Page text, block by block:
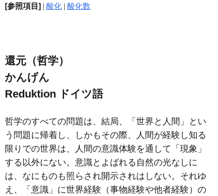
[参照項目] | 酸化 | 酸化数
還元（哲学）
かんげん
Reduktion ドイツ語
哲学のすべての問題は、結局、「世界と人間」とい
う問題に帰着し、しかもその際、人間が経験し知る
限りでの世界は、人間の意識体験を通して「現象」
する以外にない。意識とよばれる自然の光なしに
は、なにものも照らされ開示されはしない。それゆ
え、「意識」に世界経験（事物経験や他者経験）の